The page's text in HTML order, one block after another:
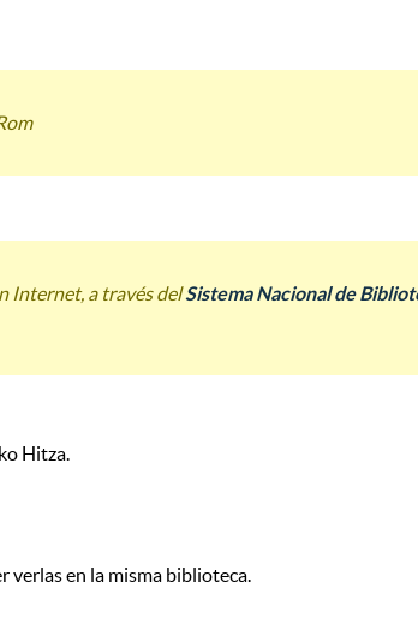
Internet, a través delSistema Nacional de
Hitza.
verlas en la misma biblioteca.